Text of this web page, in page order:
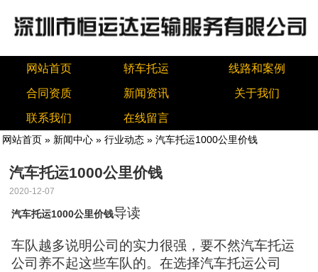
网站首页 轿车托运 线路和案例
合同资质 新闻资讯 关于我们
联系我们 在线留言
网站首页 » 新闻中心 » 行业动态 » 汽车托运1000公里价钱
汽车托运1000公里价钱
2020-12-07
汽车托运1000公里价钱导读
车队越多说明公司的实力很强，要不然汽车托运
公司养不起这些车队的。在选择汽车托运公司